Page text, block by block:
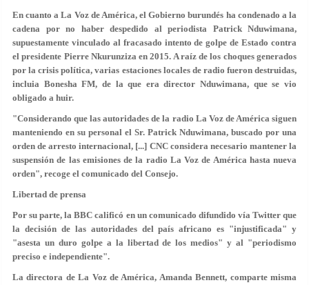
En cuanto a La Voz de América, el Gobierno burundés ha condenado a la
cadena por no haber despedido al periodista Patrick Nduwimana,
supuestamente vinculado al fracasado intento de golpe de Estado contra
el presidente Pierre Nkurunziza en 2015. A raíz de los choques generados
por la crisis política, varias estaciones locales de radio fueron destruidas,
incluia Bonesha FM, de la que era director Nduwimana, que se vio
obligado a huir.
"Considerando que las autoridades de la radio La Voz de América siguen
manteniendo en su personal el Sr. Patrick Nduwimana, buscado por una
orden de arresto internacional, [...] CNC considera necesario mantener la
suspensión de las emisiones de la radio La Voz de América hasta nueva
orden", recoge el comunicado del Consejo.
Libertad de prensa
Por su parte, la BBC calificó en un comunicado difundido vía Twitter que
la decisión de las autoridades del país africano es "injustificada" y
"asesta un duro golpe a la libertad de los medios" y al "periodismo
preciso e independiente".
La directora de La Voz de América, Amanda Bennett, comparte misma